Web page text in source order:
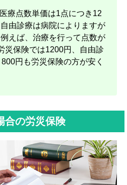
療点数単価は1点につき12
由診療は病院によりますが
えば、治療を行って点数が
災保険では1200円、自由診
円も労災保険の方が安く
合の労災保険